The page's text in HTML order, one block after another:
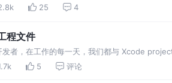
我们进行了组件二进制化，工程代码是swift代码
25 4
程文件
发者，在工作的每一天，我们都与 Xcode
下这两个文件
5 评论